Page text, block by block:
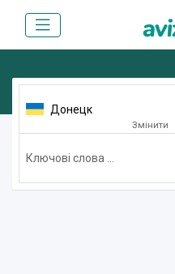
Донецк
Змінити